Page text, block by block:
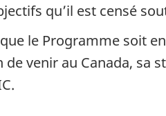
qu’il est censé
le Programme soit
de venir au Canada, sa